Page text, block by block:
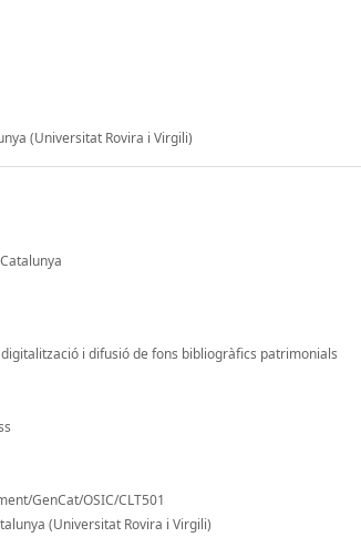
(Universitat Rovira i Virgili)
i difusió de fons bibliogràfics patrimonials
GenCat/OSIC/CLT501
(Universitat Rovira i Virgili)